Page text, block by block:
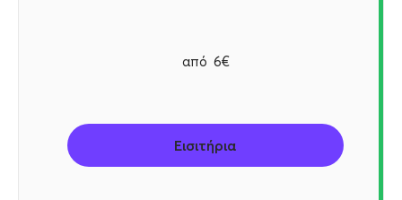
από 6€
Εισιτήρια